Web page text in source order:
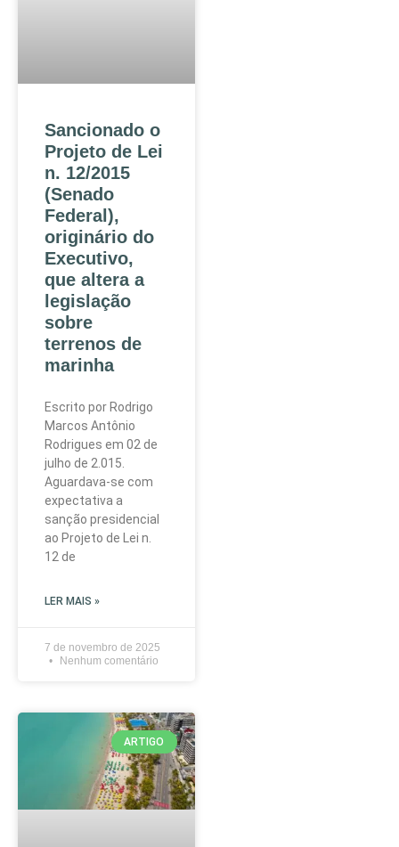
Sancionado o
Projeto de Lei
n. 12/2015
(Senado
Federal),
originário do
Executivo,
que altera a
legislação
sobre
terrenos de
marinha
Escrito por Rodrigo
Marcos Antônio
Rodrigues em 02 de
julho de 2.015.
Aguardava-se com
expectativa a
sanção presidencial
ao Projeto de Lei n.
12 de
LER MAIS »
7 de novembro de 2025
Nenhum comentário
ARTIGO